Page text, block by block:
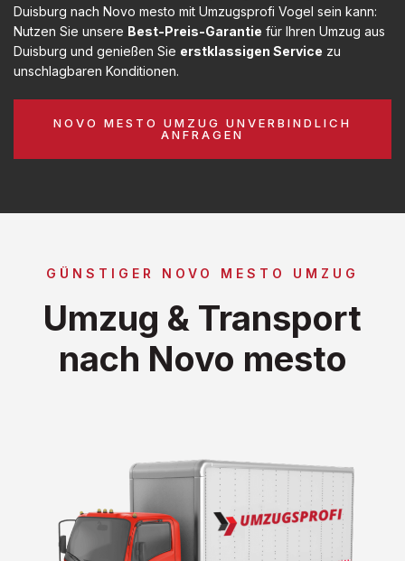
Duisburg nach Novo mesto mit Umzugsprofi Vogel sein kann:
Nutzen Sie unsere Best-Preis-Garantie für Ihren Umzug aus
Duisburg und genießen Sie erstklassigen Service zu
unschlagbaren Konditionen.
NOVO MESTO UMZUG UNVERBINDLICH
ANFRAGEN
GÜNSTIGER NOVO MESTO UMZUG
Umzug & Transport
nach Novo mesto